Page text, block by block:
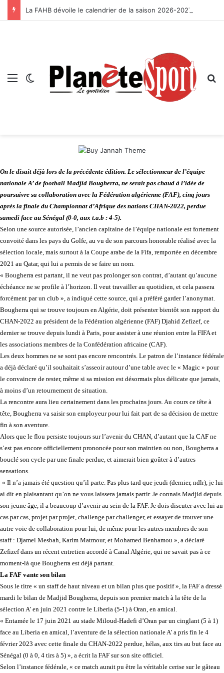
La FAHB dévoile le calendrier de la saison 2026-2027
On le disait déjà lors de la précédente édition. Le sélectionneur de l’équipe
nationale A’ de football Madjid Bougherra, ne serait pas chaud à l’idée de
poursuivre sa collaboration avec la Fédération algérienne (FAF), cinq jours
après la finale du Championnat d’Afrique des nations CHAN-2022, perdue
samedi face au Sénégal (0-0, aux t.a.b : 4-5).
Selon une source autorisée, l’ancien capitaine de l’équipe nationale est fortement
convoité dans les pays du Golfe, au vu de son parcours honorable réalisé avec la
sélection locale, mais surtout à la Coupe arabe de la Fifa, remportée en décembre
2021 au Qatar, qui lui a permis de se faire un nom.
« Bougherra est partant, il ne veut pas prolonger son contrat, d’autant qu’aucune
échéance ne se profile à l’horizon. Il veut travailler au quotidien, et cela passera
forcément par un club », a indiqué cette source, qui a préféré garder l’anonymat.
Bougherra qui se trouve toujours en Algérie, doit présenter bientôt son rapport du
CHAN-2022 au président de la Fédération algérienne (FAF) Djahid Zefizef, ce
dernier se trouve depuis lundi à Paris, pour assister à une réunion entre la FIFA et
les associations membres de la Confédération africaine (CAF).
Les deux hommes ne se sont pas encore rencontrés. Le patron de l’instance fédérale
a déjà déclaré qu’il souhaitait s’asseoir autour d’une table avec le « Magic » pour
le convaincre de rester, même si sa mission est désormais plus délicate que jamais,
à moins d’un retournement de situation.
La rencontre aura lieu certainement dans les prochains jours. Au cours ce tête à
tête, Bougherra va saisir son employeur pour lui fait part de sa décision de mettre
fin à son aventure.
Alors que le flou persiste toujours sur l’avenir du CHAN, d’autant que la CAF ne
s’est pas encore officiellement prononcée pour son maintien ou non, Bougherra a
bouclé son cycle par une finale perdue, et aimerait bien goûter à d’autres
sensations.
« Il n’a jamais été question qu’il parte. Pas plus tard que jeudi (dernier, ndlr), je lui
ai dit en plaisantant qu’on ne vous laissera jamais partir. Je connais Madjid depuis
son jeune âge, il a beaucoup d’avenir au sein de la FAF. Je dois discuter avec lui au
cas par cas, projet par projet, challenge par challenger, et essayer de trouver une
autre voie de collaboration pour lui, de même pour les autres membres de son
staff : Djamel Mesbah, Karim Matmour, et Mohamed Benhamou », a déclaré
Zefizef dans un récent entretien accordé à Canal Algérie, qui ne savait pas à ce
moment-là que Bougherra est déjà partant.
La FAF vante son bilan
Sous le titre « un staff de haut niveau et un bilan plus que positif », la FAF a dressé
mardi le bilan de Madjid Bougherra, depuis son premier match à la tête de la
sélection A’ en juin 2021 contre le Liberia (5-1) à Oran, en amical.
« Entamée le 17 juin 2021 au stade Miloud-Hadefi d’Oran par un cinglant (5 à 1)
face au Liberia en amical, l’aventure de la sélection nationale A’ a pris fin le 4
février 2023 avec cette finale du CHAN-2022 perdue, hélas, aux tirs au but face au
Sénégal (0 à 0, 4 tirs à 5) », a écrit la FAF sur son site officiel.
Selon l’instance fédérale, « ce match aurait pu être la véritable cerise sur le gâteau